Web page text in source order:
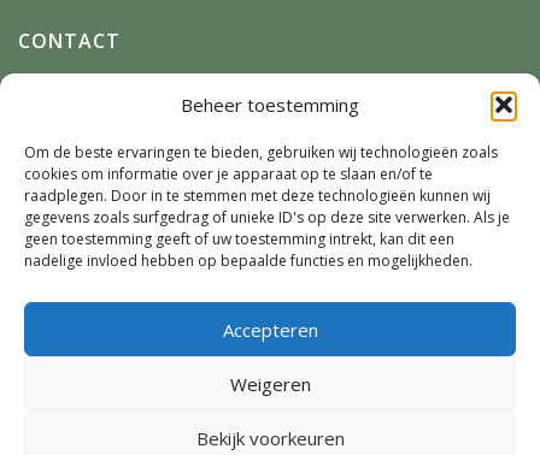
Beheer toestemming
Om de beste ervaringen te bieden, gebruiken wij technologieën zoals
cookies om informatie over je apparaat op te slaan en/of te
raadplegen. Door in te stemmen met deze technologieën kunnen wij
gegevens zoals surfgedrag of unieke ID's op deze site verwerken. Als je
geen toestemming geeft of uw toestemming intrekt, kan dit een
nadelige invloed hebben op bepaalde functies en mogelijkheden.
Accepteren
Weigeren
Bekijk voorkeuren
CONTACT
E-mail:Winterman.kunstnatuur@live.nl
Telefoon:0641124587
SOCIAL MEDIA